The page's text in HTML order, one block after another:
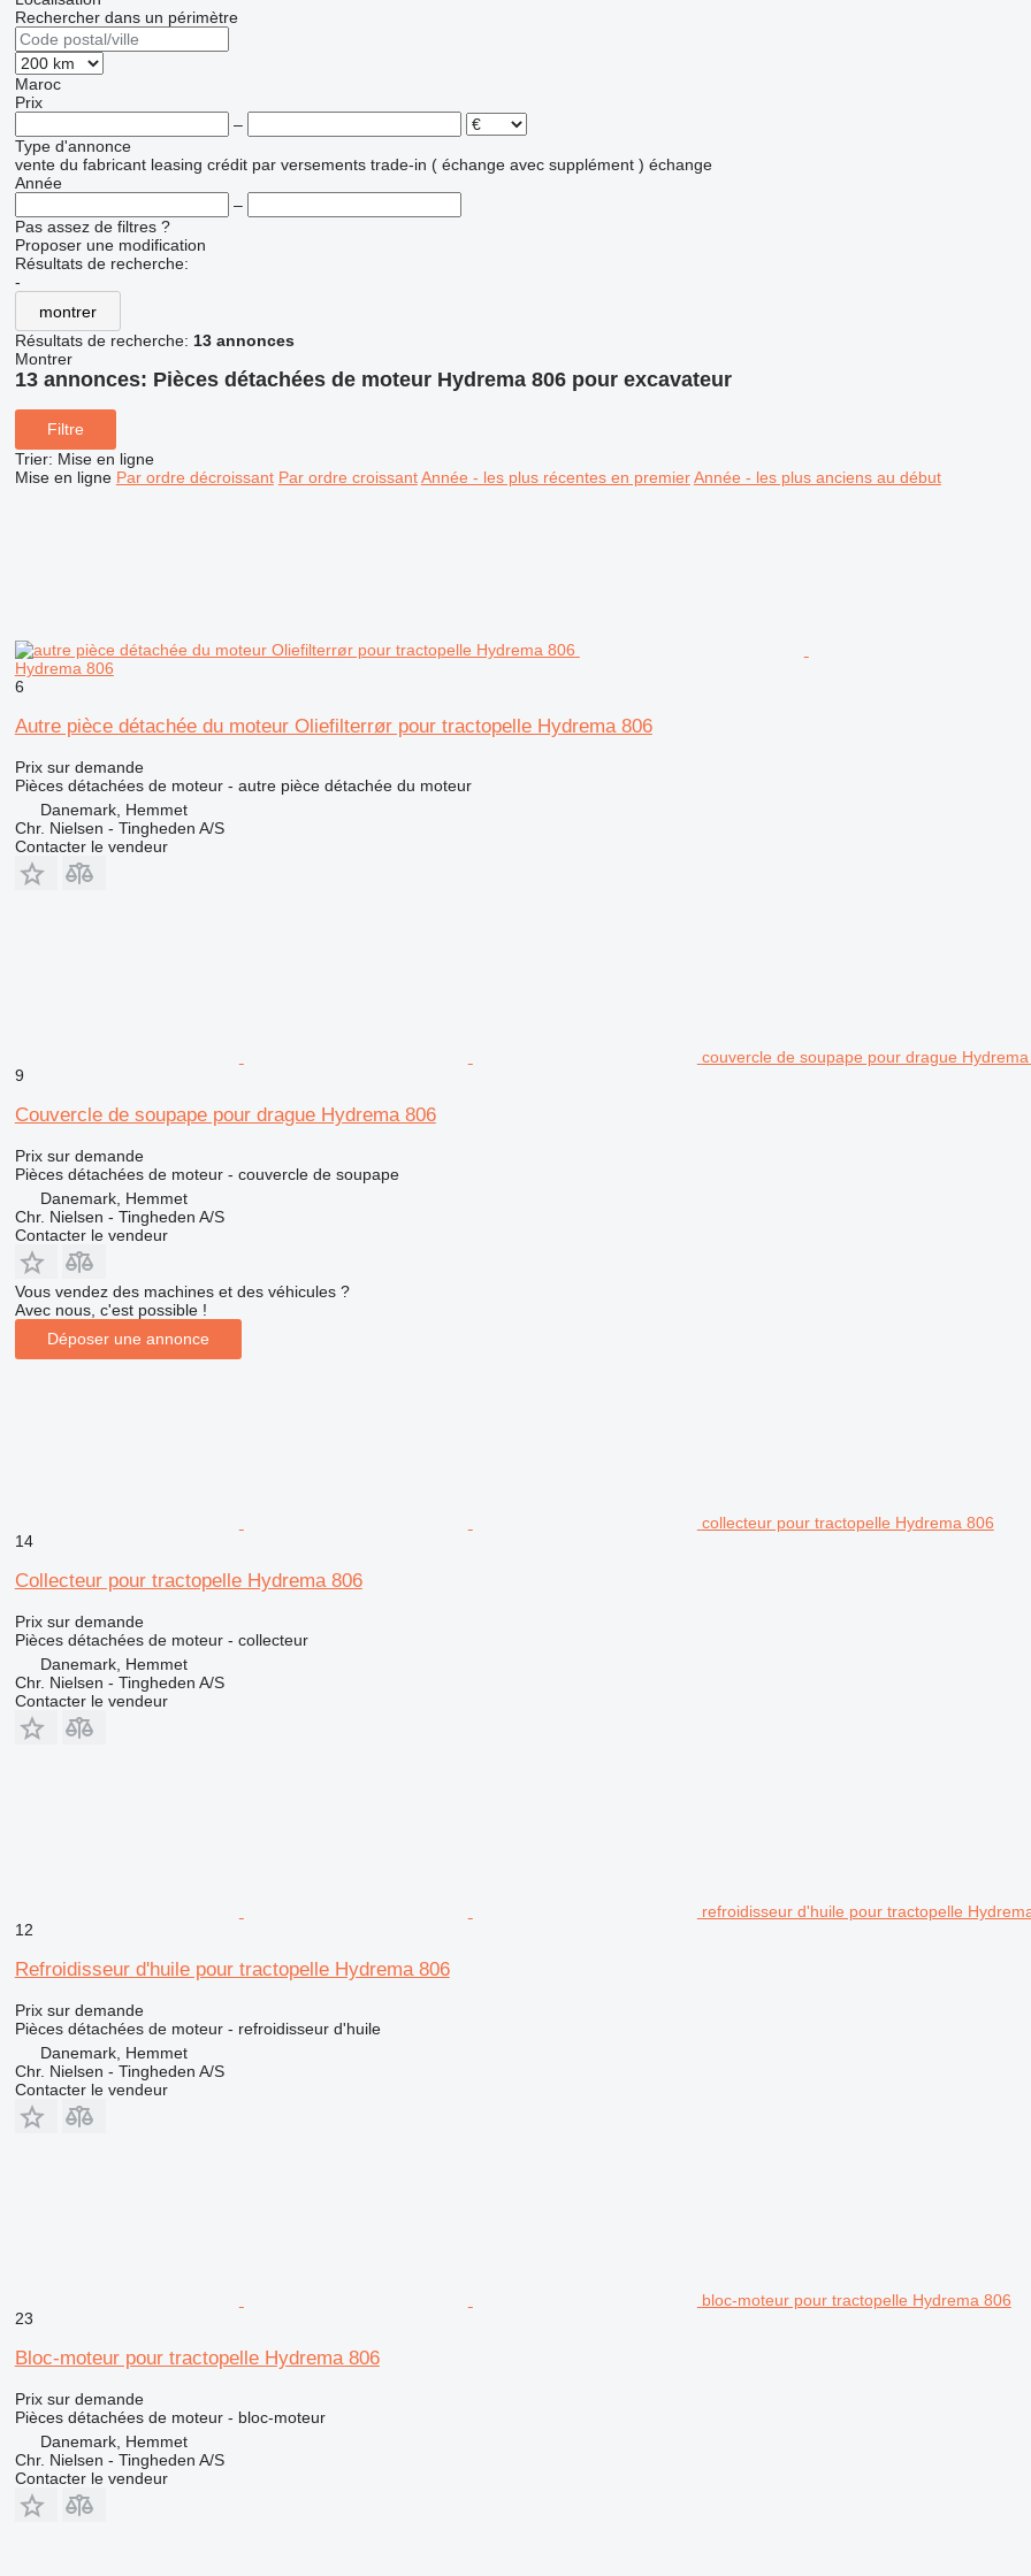
Rechercher dans un périmètre
Maroc
Prix
–
Type d'annonce
vente du fabricant leasing crédit par versements trade-in ( échange avec supplément ) échange
Année
–
Pas assez de filtres ?
Proposer une modification
Résultats de recherche:
-
montrer
Résultats de recherche: 13 annonces
Montrer
13 annonces: Pièces détachées de moteur Hydrema 806 pour excavateur
Filtre
Trier: Mise en ligne
Mise en ligne Par ordre décroissant Par ordre croissant Année - les plus récentes en premier Année - les plus anciens au début
Hydrema 806
6
Autre pièce détachée du moteur Oliefilterrør pour tractopelle Hydrema 806
Prix sur demande
Pièces détachées de moteur - autre pièce détachée du moteur
Danemark, Hemmet
Chr. Nielsen - Tingheden A/S
Contacter le vendeur
couvercle de soupape pour drague
9
Couvercle de soupape pour drague Hydrema 806
Prix sur demande
Pièces détachées de moteur - couvercle de soupape
Danemark, Hemmet
Chr. Nielsen - Tingheden A/S
Contacter le vendeur
Vous vendez des machines et des véhicules ?
Avec nous, c'est possible !
Déposer une annonce
collecteur pour tractopelle Hydrema 806
14
Collecteur pour tractopelle Hydrema 806
Prix sur demande
Pièces détachées de moteur - collecteur
Danemark, Hemmet
Chr. Nielsen - Tingheden A/S
Contacter le vendeur
refroidisseur d'huile pour tractopelle
12
Refroidisseur d'huile pour tractopelle Hydrema 806
Prix sur demande
Pièces détachées de moteur - refroidisseur d'huile
Danemark, Hemmet
Chr. Nielsen - Tingheden A/S
Contacter le vendeur
bloc-moteur pour tractopelle Hydrema 806
23
Bloc-moteur pour tractopelle Hydrema 806
Prix sur demande
Pièces détachées de moteur - bloc-moteur
Danemark, Hemmet
Chr. Nielsen - Tingheden A/S
Contacter le vendeur